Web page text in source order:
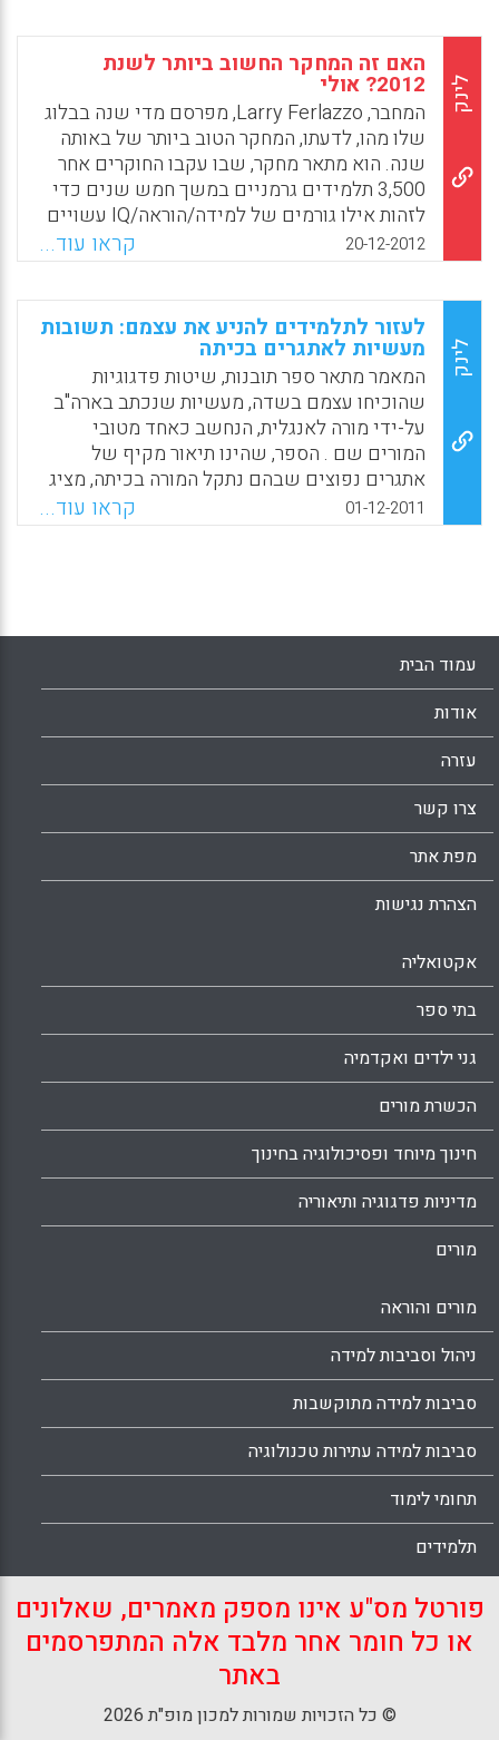
WhatsApp
Facebook
Email
X
לינק
האם זה המחקר החשוב ביותר לשנת
2012? אולי
המחבר, Larry Ferlazzo, מפרסם מדי שנה בבלוג
שלו מהו, לדעתו, המחקר הטוב ביותר של באותה
שנה. הוא מתאר מחקר, שבו עקבו החוקרים אחר
3,500 תלמידים גרמניים במשך חמש שנים כדי
לזהות אילו גורמים של למידה/הוראה/IQ עשויים
לתרום להישגים לימודיים מידיים במתמטיקה
והאם גורמים אלה שונים מהגורמים שעשויים
להוביל לשיפור בלימודים לאורך זמן (Larry
Ferlazzo, 2012).
WhatsApp
Facebook
Email
X
20-12-2012 קראו עוד...
לינק
לעזור לתלמידים להניע את עצמם: תשובות
מעשיות לאתגרים בכיתה
המאמר מתאר ספר תובנות, שיטות פדגוגיות
שהוכיחו עצמם בשדה, מעשיות שנכתב בארה"ב
על-ידי מורה לאנגלית, הנחשב כאחד מטובי
המורים שם . הספר, שהינו תיאור מקיף של
אתגרים נפוצים שבהם נתקל המורה בכיתה, מציג
צעדים ישימים ומערכי שיעור עבור מורים בבית
הספר התיכון המבקשים לסייע לתלמידים להניע
01-12-2011 קראו עוד...
עמוד הבית
אודות
עזרה
צרו קשר
מפת אתר
הצהרת נגישות
אקטואליה
בתי ספר
גני ילדים ואקדמיה
הכשרת מורים
חינוך מיוחד ופסיכולוגיה בחינוך
מדיניות פדגוגיה ותיאוריה
מורים
מורים והוראה
ניהול וסביבות למידה
סביבות למידה מתוקשבות
סביבות למידה עתירות טכנולוגיה
תחומי לימוד
תלמידים
פורטל מס"ע אינו מספק מאמרים, שאלונים
או כל חומר אחר מלבד אלה המתפרסמים
באתר
© כל הזכויות שמורות למכון מופ"ת 2026